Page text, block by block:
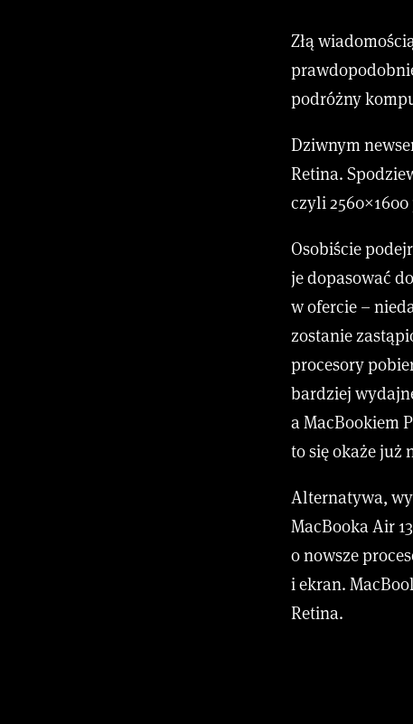
Złą
podróżny
Dziwnym
Retina.
czyli
Osobiście
je dopasować
w ofercie –
zostanie
procesory
bardziej
a MacBookiem
to się okaże już
Alternatywa,
MacBooka Air
o nowsze
i ekran.
Retina.